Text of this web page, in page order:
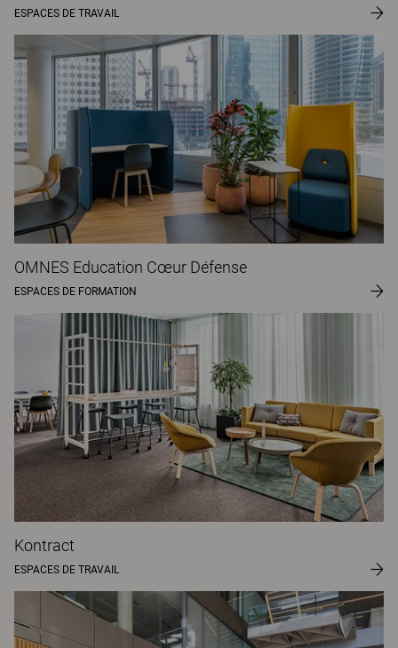
ESPACES DE TRAVAIL
OMNES Education Cœur Défense
ESPACES DE FORMATION
Kontract
ESPACES DE TRAVAIL